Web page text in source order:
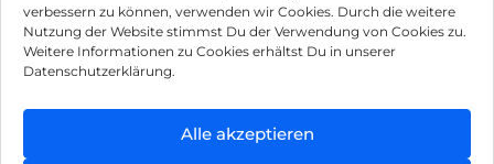
verbessern zu können, verwenden wir Cookies. Durch die weitere
Nutzung der Website stimmst Du der Verwendung von Cookies zu.
Weitere Informationen zu Cookies erhältst Du in unserer
Datenschutzerklärung.
Alle akzeptieren
Impressum